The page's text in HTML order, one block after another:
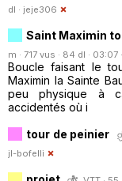
dl · jeje306
Saint Maximin
m · 717 vus · 84 dl · 03:07 ·
Boucle faisant le
Maximin la Sainte
peu physique à
accidentés où i
tour de peinier
jl-bofelli